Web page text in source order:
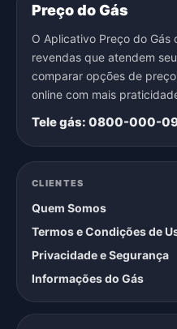
Preço do Gás
O Aplicativo Preço do Gás
revendas que atendem
comparar opções de
online com mais
Tele gás: 0800-000-
CLIENTES
Quem Somos
Termos e Condições de
Privacidade e Segurança
Informações do Gás